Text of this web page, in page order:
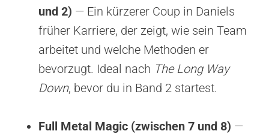
und 2) — Ein kürzerer Coup in Daniels
früher Karriere, der zeigt, wie sein Team
arbeitet und welche Methoden er
bevorzugt. Ideal nach The Long Way
Down, bevor du in Band 2 startest.
Full Metal Magic (zwischen 7 und 8) —